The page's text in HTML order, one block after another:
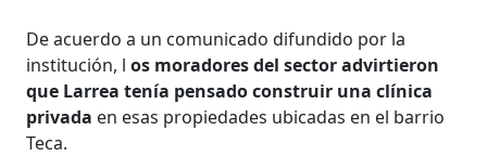
De acuerdo a un comunicado difundido por la
institución, los moradores del sector advirtieron
que Larrea tenía pensado construir una clínica
privada en esas propiedades ubicadas en el barrio
Teca.